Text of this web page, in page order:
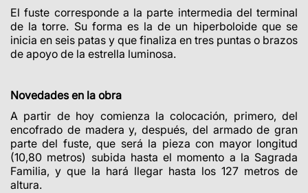
El fuste corresponde a la parte intermedia del terminal
de la torre. Su forma es la de un hiperboloide que se
inicia en seis patas y que finaliza en tres puntas o brazos
de apoyo de la estrella luminosa.
Novedades en la obra
A partir de hoy comienza la colocación, primero, del
encofrado de madera y, después, del armado de gran
parte del fuste, que será la pieza con mayor longitud
(10,80 metros) subida hasta el momento a la Sagrada
Familia, y que la hará llegar hasta los 127 metros de
altura.